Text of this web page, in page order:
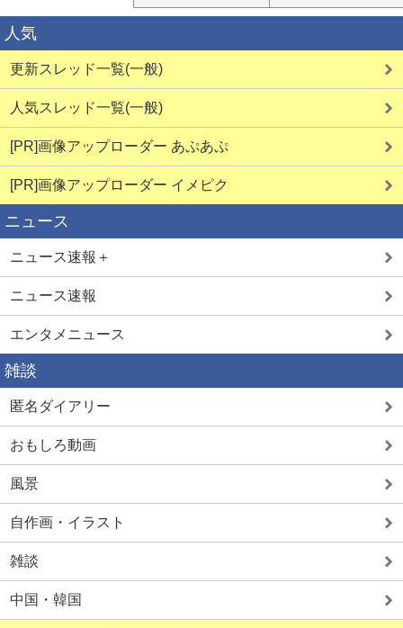
人気
更新スレッド一覧(一般)
人気スレッド一覧(一般)
[PR]画像アップローダー あぷあぷ
[PR]画像アップローダー イメピク
ニュース
ニュース速報＋
ニュース速報
エンタメニュース
雑談
匿名ダイアリー
おもしろ動画
風景
自作画・イラスト
雑談
中国・韓国